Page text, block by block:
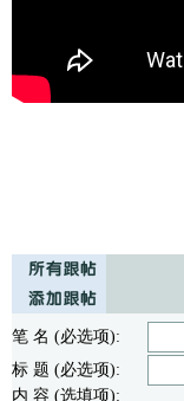
笔 名 (必选项):
标 题 (必选项):
内 容 (选填项):